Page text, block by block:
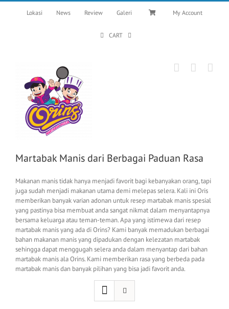
Skip
Lokasi News Review Galeri My Account
CART
Martabak Manis dari Berbagai Paduan Rasa
Makanan manis tidak hanya menjadi favorit bagi kebanyakan orang, tapi
juga sudah menjadi makanan utama demi melepas selera. Kali ini Oris
memberikan banyak varian adonan untuk resep martabak manis spesial
yang pastinya bisa membuat anda sangat nikmat dalam menyantapnya
bersama keluarga atau teman-teman. Apa yang istimewa dari resep
martabak manis yang ada di Orins? Kami banyak memadukan berbagai
bahan makanan manis yang dipadukan dengan kelezatan martabak
sehingga dapat menggugah selera anda dalam menyantap dari bahan
martabak manis ala Orins. Kami memberikan rasa yang berbeda pada
martabak manis dan banyak pilihan yang bisa jadi favorit anda.